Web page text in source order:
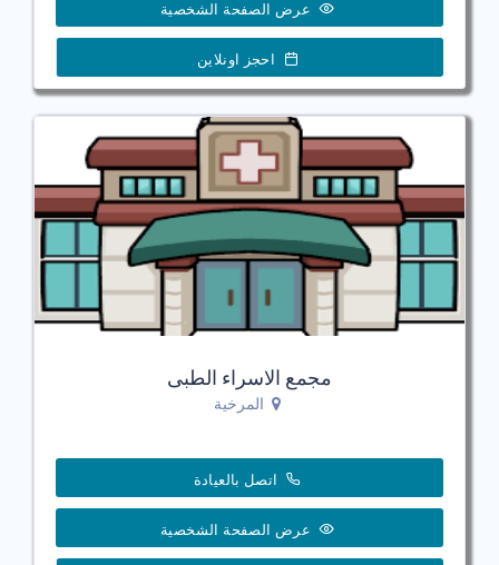
عرض الصفحة الشخصية
احجز اونلاين
مجمع الاسراء الطبى
المرخية
اتصل بالعيادة
عرض الصفحة الشخصية